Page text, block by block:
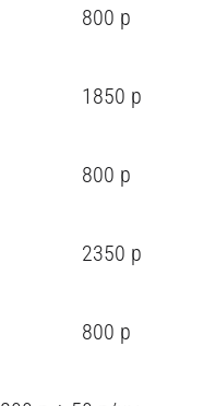
800 р
1850 р
800 р
2350 р
800 р